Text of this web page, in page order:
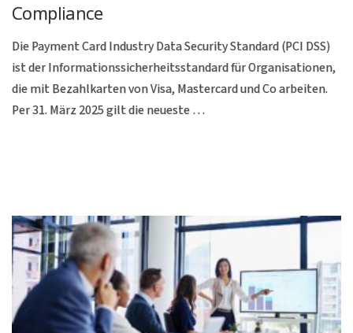
Compliance
Die Payment Card Industry Data Security Standard (PCI DSS)
ist der Informationssicherheitsstandard für Organisationen,
die mit Bezahlkarten von Visa, Mastercard und Co arbeiten.
Per 31. März 2025 gilt die neueste …